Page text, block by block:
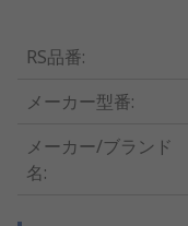
RS品番:
メーカー型番:
メーカー/ブランド
名: